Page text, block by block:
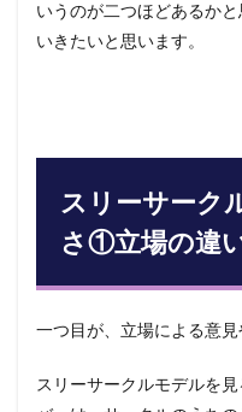
いうのが二つほどあるか
いきたいと思います。
スリーサーク
さ①立場の違
一つ目が、立場による意見
スリーサークルモデルを